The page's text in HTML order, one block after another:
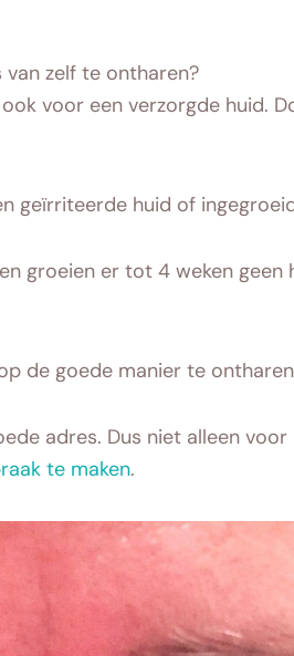
zelf te ontharen?
voor een verzorgde huid.
geïrriteerde huid of
groeien er tot 4 weken
de goede manier te
adres. Dus niet alleen
te maken.